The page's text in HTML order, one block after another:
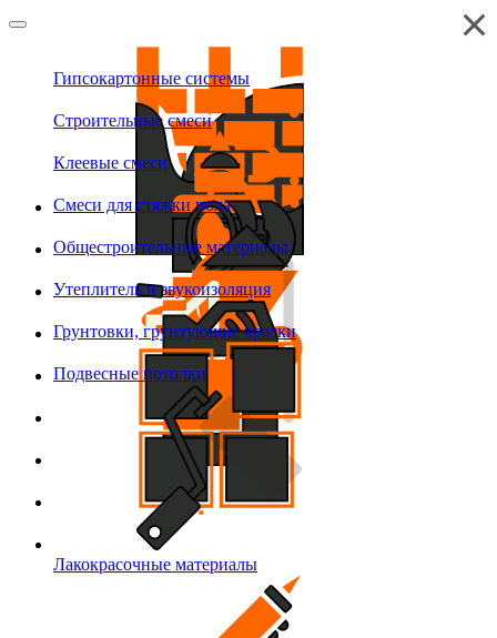
Гипсокартонные системы
Строительные смеси
Клеевые смеси
Смеси для стяжки пола
Общестроительные материалы
Утеплитель и звукоизоляция
Грунтовки, грунтующие краски
Подвесные потолки
Лакокрасочные материалы